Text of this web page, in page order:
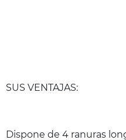
SUS VENTAJAS:
Dispone de 4 ranuras